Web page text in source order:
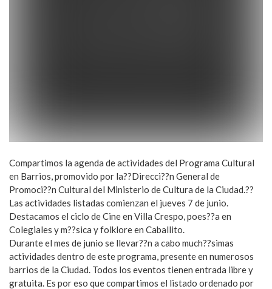
Compartimos la agenda de actividades del Programa Cultural
en Barrios, promovido por la??Direcci??n General de
Promoci??n Cultural del Ministerio de Cultura de la Ciudad.??
Las actividades listadas comienzan el jueves 7 de junio.
Destacamos el ciclo de Cine en Villa Crespo, poes??a en
Colegiales y m??sica y folklore en Caballito.
Durante el mes de junio se llevar??n a cabo much??simas
actividades dentro de este programa, presente en numerosos
barrios de la Ciudad. Todos los eventos tienen entrada libre y
gratuita. Es por eso que compartimos el listado ordenado por